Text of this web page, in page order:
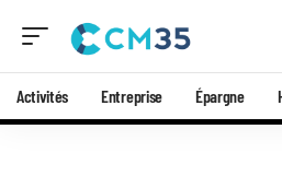
Activités Entreprise Épargne